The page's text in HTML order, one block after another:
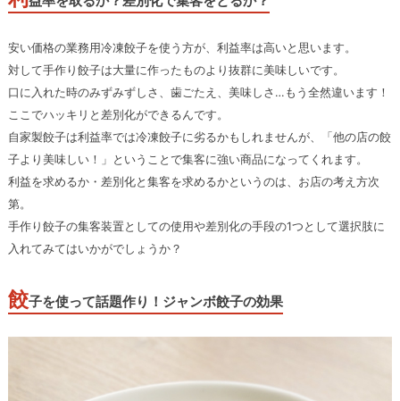
安い価格の業務用冷凍餃子を使う方が、利益率は高いと思います。
対して手作り餃子は大量に作ったものより抜群に美味しいです。
口に入れた時のみずみずしさ、歯ごたえ、美味しさ…もう全然違います！
ここでハッキリと差別化ができるんです。
自家製餃子は利益率では冷凍餃子に劣るかもしれませんが、「他の店の餃
子より美味しい！」ということで集客に強い商品になってくれます。
利益を求めるか・差別化と集客を求めるかというのは、お店の考え方次
第。
手作り餃子の集客装置としての使用や差別化の手段の1つとして選択肢に
入れてみてはいかがでしょうか？
餃子を使って話題作り！ジャンボ餃子の効果